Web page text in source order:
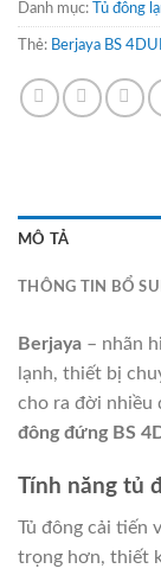
Danh mục: Tủ đông
Thẻ: Berjaya BS
MÔ TẢ
THÔNG TIN BỔ
Berjaya – nhãn
lạnh, thiết bị
cho ra đời nhiều
đông đứng BS
Tính năng tủ
Tủ đông cải tiến
trọng hơn, thiết